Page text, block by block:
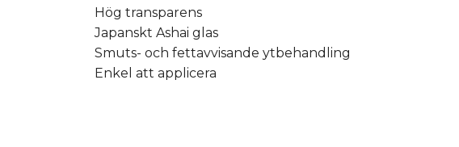
Hög transparens
Japanskt Ashai glas
Smuts- och fettavvisande ytbehandling
Enkel att applicera